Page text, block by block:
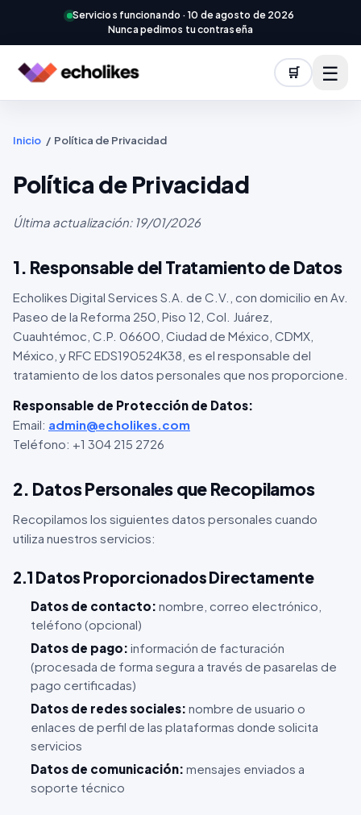
Servicios funcionando ·10 de agosto de 2026
Nunca pedimos tu contraseña
🛒 ☰
Inicio / Política de Privacidad
Política de Privacidad
Última actualización: 19/01/2026
1. Responsable del Tratamiento de Datos
Echolikes Digital Services S.A. de C.V., con domicilio en Av.
Paseo de la Reforma 250, Piso 12, Col. Juárez,
Cuauhtémoc, C.P. 06600, Ciudad de México, CDMX,
México, y RFC EDS190524K38, es el responsable del
tratamiento de los datos personales que nos proporcione.
Responsable de Protección de Datos:
Email: admin@echolikes.com
Teléfono: +1 304 215 2726
2. Datos Personales que Recopilamos
Recopilamos los siguientes datos personales cuando
utiliza nuestros servicios:
2.1 Datos Proporcionados Directamente
Datos de contacto: nombre, correo electrónico,
teléfono (opcional)
Datos de pago: información de facturación
(procesada de forma segura a través de pasarelas de
pago certificadas)
Datos de redes sociales: nombre de usuario o
enlaces de perfil de las plataformas donde solicita
servicios
Datos de comunicación: mensajes enviados a
soporte técnico